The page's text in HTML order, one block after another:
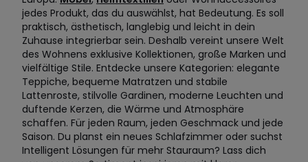
jedes Produkt, das du auswählst, hat Bedeutung. Es soll
praktisch, ästhetisch, langlebig und leicht in dein
Zuhause integrierbar sein. Deshalb vereint unsere Welt
des Wohnens exklusive Kollektionen, große Marken und
vielfältige Stile. Entdecke unsere Kategorien: elegante
Teppiche, bequeme Matratzen und stabile
Lattenroste, stilvolle Gardinen, moderne Leuchten und
duftende Kerzen, die Wärme und Atmosphäre
schaffen. Für jeden Raum, jeden Geschmack und jede
Saison. Du planst ein neues Schlafzimmer oder suchst
Intelligent Lösungen für mehr Stauraum? Lass dich